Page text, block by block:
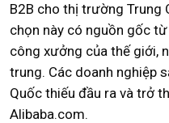
B2B cho thị trường Trung
chọn này có nguồn gốc
công xưởng của thế giới,
trung. Các doanh nghiệp
Quốc thiếu đầu ra và trở
Alibaba.com.